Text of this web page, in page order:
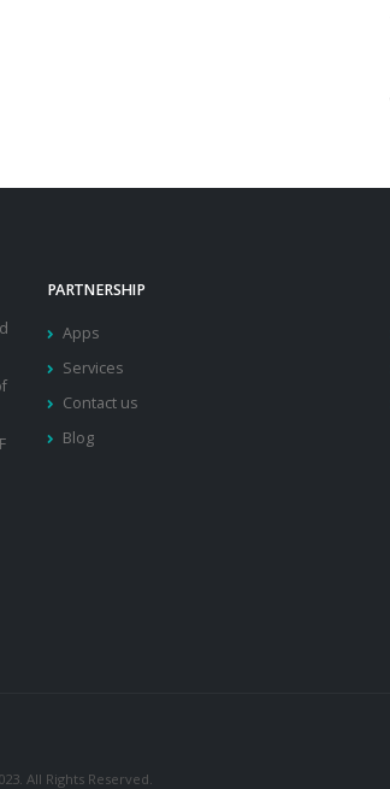
PARTNERSHIP
Apps
Services
Contact us